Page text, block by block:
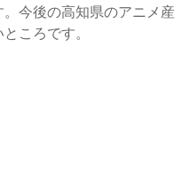
今後の高知県のアニメ産
ころです。